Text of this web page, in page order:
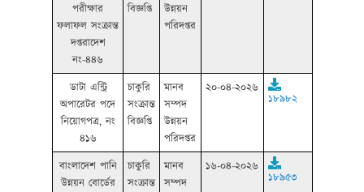
পরীক্ষার
ফলাফল সংক্রান্ত
দপ্তরাদেশ
নং-৪৪৬
বিজ্ঞপ্তি
উন্নয়ন
পরিদপ্তর
ডাটা এন্ট্রি
অপারেটর পদে
নিয়োগপত্র, নং
৪১৬
চাকুরি
সংক্রান্ত
বিজ্ঞপ্তি
মানব
সম্পদ
উন্নয়ন
পরিদপ্তর
২০-০৪-২০২৬
১৮৯৮২
বাংলাদেশ পানি
উন্নয়ন বোর্ডের
চাকুরি
সংক্রান্ত
মানব
সম্পদ
১৬-০৪-২০২৬
১৮৯৫৩